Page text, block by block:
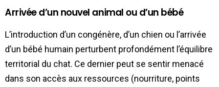
Arrivée d’un nouvel animal ou d’un bébé
L’introduction d’un congénère, d’un chien ou l’arrivée
d’un bébé humain perturbent profondément l’équilibre
territorial du chat. Ce dernier peut se sentir menacé
dans son accès aux ressources (nourriture, points